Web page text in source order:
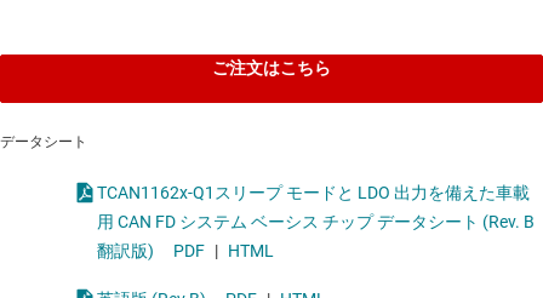
ご注文はこちら
データシート
TCAN1162x-Q1スリープ モードと LDO 出力を備えた車載
用 CAN FD システム ベーシス チップ データシート (Rev. B
翻訳版)
PDF | HTML